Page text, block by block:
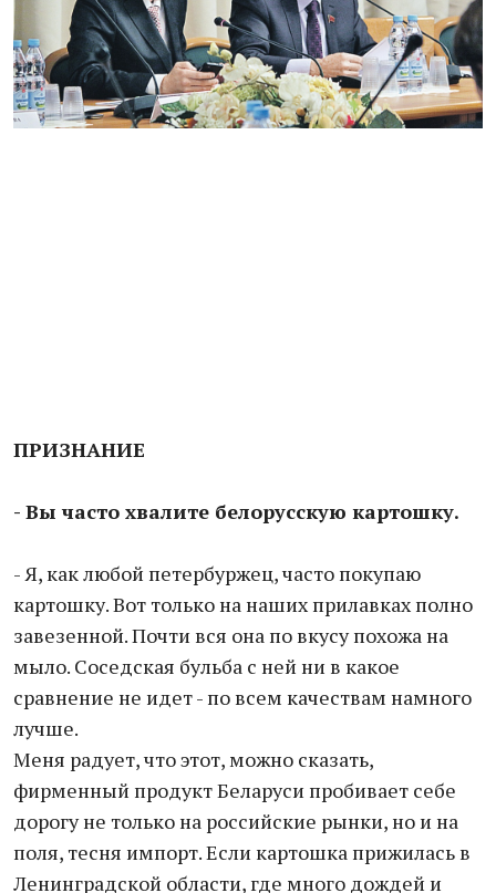
ПРИЗНАНИЕ
- Вы часто хвалите белорусскую картошку.
- Я, как любой петербуржец, часто покупаю
картошку. Вот только на наших прилавках полно
завезенной. Почти вся она по вкусу похожа на
мыло. Соседская бульба с ней ни в какое
сравнение не идет - по всем качествам намного
лучше.
Меня радует, что этот, можно сказать,
фирменный продукт Беларуси пробивает себе
дорогу не только на российские рынки, но и на
поля, тесня импорт. Если картошка прижилась в
Ленинградской области, где много дождей и